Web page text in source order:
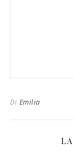
Di Emilia